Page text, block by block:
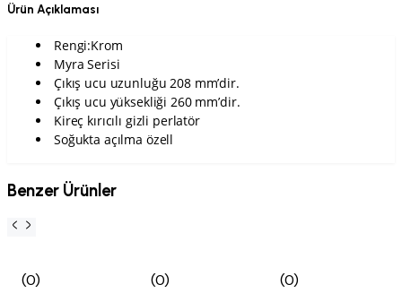
Ürün Açıklaması
Rengi:Krom
Myra Serisi
Çıkış ucu uzunluğu 208 mm’dir.
Çıkış ucu yüksekliği 260 mm’dir.
Kireç kırıcılı gizli perlatör
Soğukta açılma özell
Benzer Ürünler
(0)
(0)
(0)